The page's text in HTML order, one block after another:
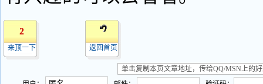
2
来顶一下 返回首页